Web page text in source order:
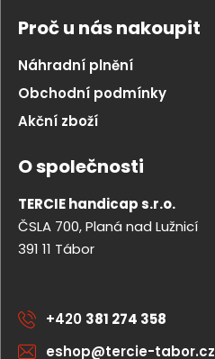
Proč u nás nakoupit
Náhradní plnění
Obchodní podmínky
Akční zboží
O společnosti
TERCIE handicap s.r.o.
ČSLA 700, Planá nad Lužnicí
391 11 Tábor
+420 381 274 358
eshop@tercie-tabor.cz